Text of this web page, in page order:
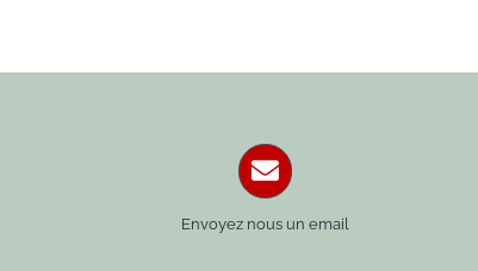
Envoyez nous un email